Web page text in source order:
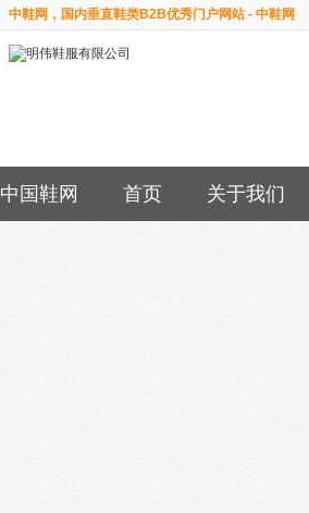
中鞋网，国内垂直鞋类B2B优秀门户网站 - 中鞋网
中国鞋网 首页 关于我们